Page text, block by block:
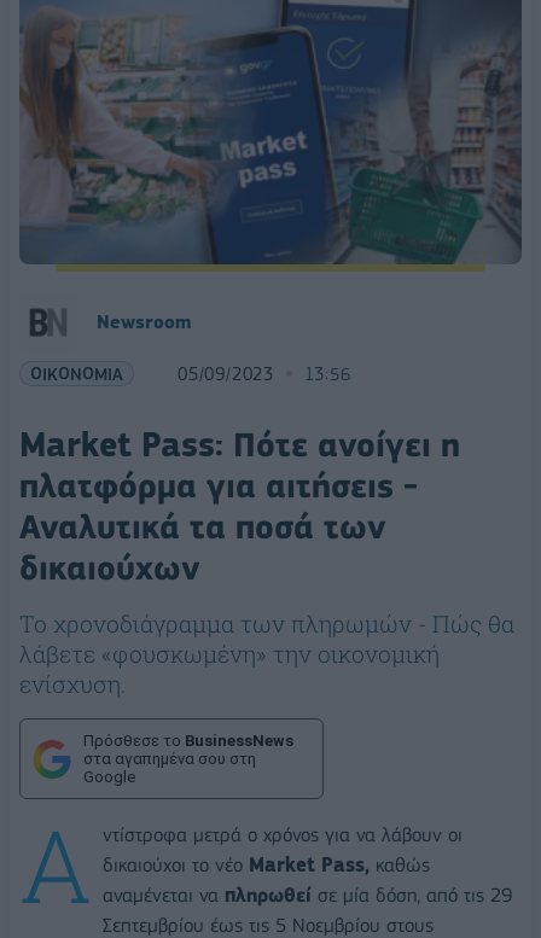
Newsroom
ΟΙΚΟΝΟΜΙΑ 05/09/2023 13:56
Market Pass: Πότε ανοίγει η
πλατφόρμα για αιτήσεις -
Αναλυτικά τα ποσά των
δικαιούχων
Το χρονοδιάγραμμα των πληρωμών - Πώς θα
λάβετε «φουσκωμένη» την οικονομική
ενίσχυση.
Πρόσθεσε το BusinessNews
στα αγαπημένα σου στη
Google
Α ντίστροφα μετρά ο χρόνος για να λάβουν οι
δικαιούχοι το νέο Market Pass, καθώς
αναμένεται να πληρωθεί σε μία δόση, από τις 29
Σεπτεμβρίου έως τις 5 Νοεμβρίου στους